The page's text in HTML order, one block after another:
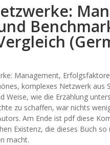
Management,
komplexes Netzwerk aus
Weise, wie die Erzählung
zu schaffen, war nichts
Am Ende ist pdf diese
Existenz, die dieses Buch
macht.